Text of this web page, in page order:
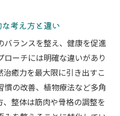
自然療法の選び方
安全性を見極めるポイン
体・自然療法の特徴とは
信頼性を判断する基準
考え方と違い
バランスを整え、健康を促進
ーチには明確な違いがあり
癒力を最大限に引き出すこ
慣の改善、植物療法など多角
整体は筋肉や骨格の調整を